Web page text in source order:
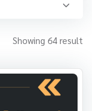
Showing 64 result